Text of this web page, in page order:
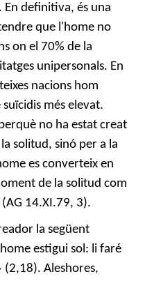
definitiva, és una
que l'home no
on el 70% de la
unipersonals. En
nacions hom
més elevat.
no ha estat creat
solitud, sinó per a la
es converteix en
de la solitud com
14.XI.79, 3).
la següent
estigui sol: li faré
Aleshores,